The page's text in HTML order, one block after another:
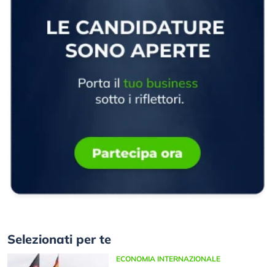
Selezionati per te
ECONOMIA INTERNAZIONALE